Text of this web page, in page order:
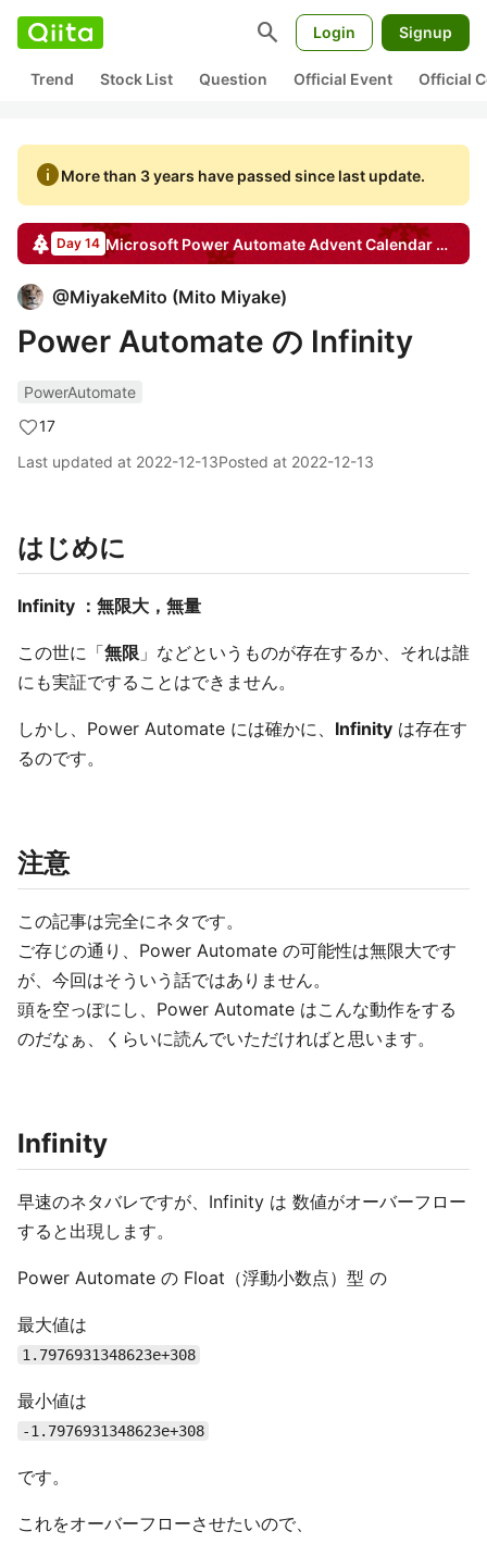
search Login Signup
Trend Stock List Question Official Event Official
infoMore than 3 years have passed since last update.
Day 14 Microsoft Power AutomateAdvent Calendar 2022
@MiyakeMito (Mito Miyake)
Power Automate の Infinity
PowerAutomate
17
Last updated at 2022-12-13Posted at 2022-12-13
はじめに
Infinity ：無限大，無量
この世に「無限 」などというものが存在するか、それは誰
にも実証ですることはできません。
しかし、Power Automate には確かに、 Infinity は存在す
るのです。
注意
この記事は完全にネタです。
ご存じの通り、Power Automate の可能性は無限大です
が、今回はそういう話ではありません。
頭を空っぽにし、Power Automate はこんな動作をする
のだなぁ、くらいに読んでいただければと思います。
Infinity
早速のネタバレですが、Infinity は 数値がオーバーフロー
すると出現します。
Power Automate の Float（浮動小数点）型 の
最大値は
1.7976931348623e+308
最小値は
-1.7976931348623e+308
です。
これをオーバーフローさせたいので、